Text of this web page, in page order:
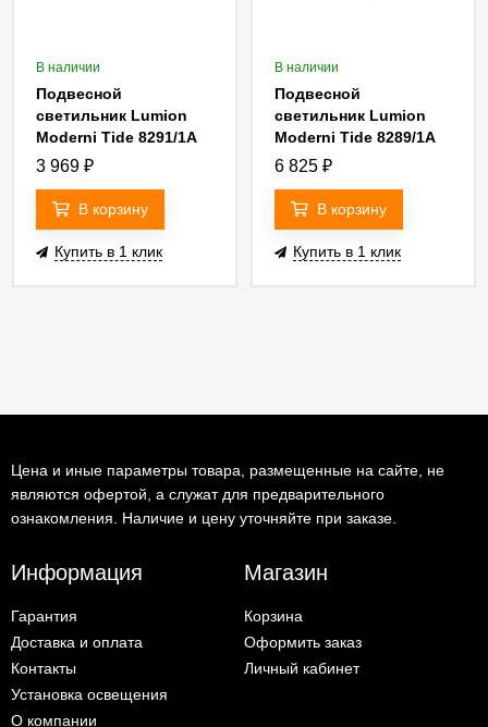
В наличии
Подвесной
светильник Lumion
Moderni Tide 8291/1A
3 969 ₽
В корзину
Купить в 1 клик
В наличии
Подвесной
светильник Lumion
Moderni Tide 8289/1A
6 825 ₽
В корзину
Купить в 1 клик
Цена и иные параметры товара, размещенные на сайте, не
являются офертой, а служат для предварительного
ознакомления. Наличие и цену уточняйте при заказе.
Информация
Гарантия
Доставка и оплата
Контакты
Установка освещения
О компании
Магазин
Корзина
Оформить заказ
Личный кабинет